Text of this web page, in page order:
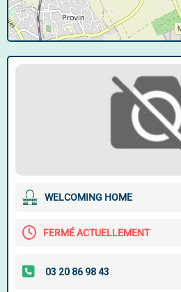
WELCOMING HOME
FERMÉ ACTUELLEMENT